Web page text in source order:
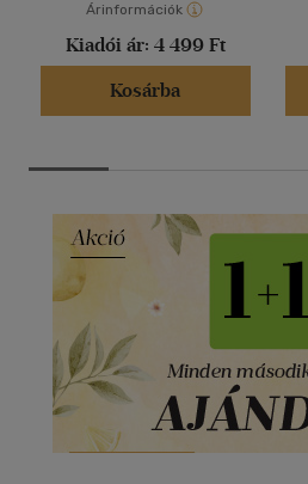
Árinformációk
Kiadói ár: 4 499 Ft
Kosárba